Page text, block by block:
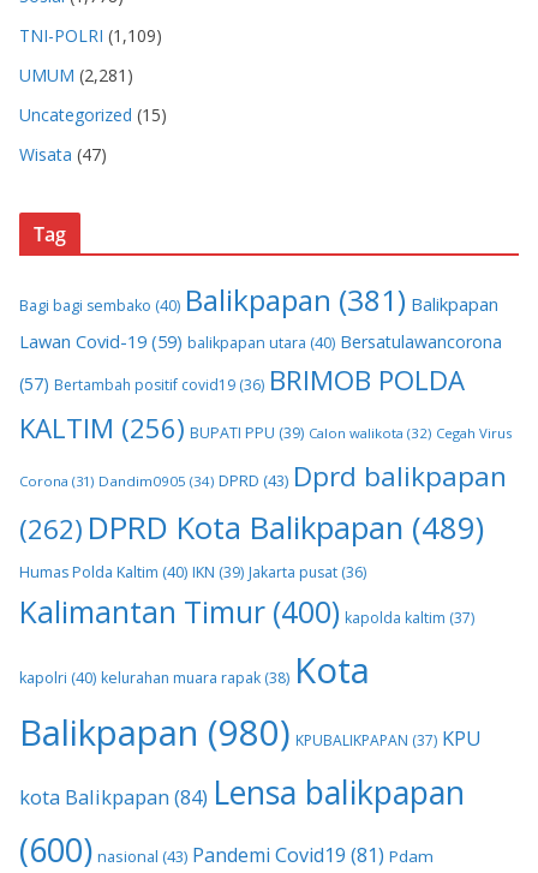
TNI-POLRI (1,109)
UMUM (2,281)
Uncategorized (15)
Wisata (47)
Tag
Bagi bagi sembako (40) Balikpapan (381) Balikpapan
Lawan Covid-19 (59) balikpapan utara (40) Bersatulawancorona
(57) Bertambah positif covid19 (36) BRIMOB POLDA
KALTIM (256) BUPATI PPU (39) Calon walikota (32) Cegah Virus
Corona (31) Dandim0905 (34) DPRD (43) Dprd balikpapan
(262) DPRD Kota Balikpapan (489)
Humas Polda Kaltim (40) IKN (39) Jakarta pusat (36)
Kalimantan Timur (400) kapolda kaltim (37)
kapolri (40) kelurahan muara rapak (38) Kota
Balikpapan (980) KPUBALIKPAPAN (37) KPU
kota Balikpapan (84) Lensa balikpapan
(600) nasional (43) Pandemi Covid19 (81) Pdam